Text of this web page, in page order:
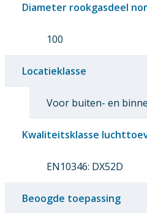
Diameter rookgasdeel
100
Locatieklasse
Voor buiten- en
Kwaliteitsklasse
EN10346: DX52D
Beoogde toepassing